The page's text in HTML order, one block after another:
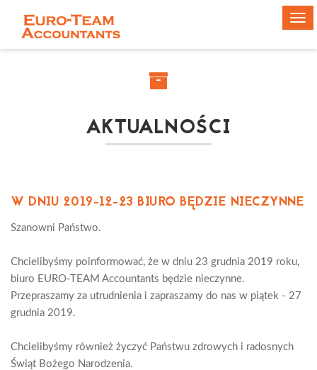
AKTUALNOŚCI
W DNIU 2019-12-23 BIURO BĘDZIE NIECZYNNE
Szanowni Państwo.
Chcielibyśmy poinformować, że w dniu 23 grudnia 2019 roku,
biuro EURO-TEAM Accountants będzie nieczynne.
Przepraszamy za utrudnienia i zapraszamy do nas w piątek - 27
grudnia 2019.
Chcielibyśmy również życzyć Państwu zdrowych i radosnych
Świąt Bożego Narodzenia.